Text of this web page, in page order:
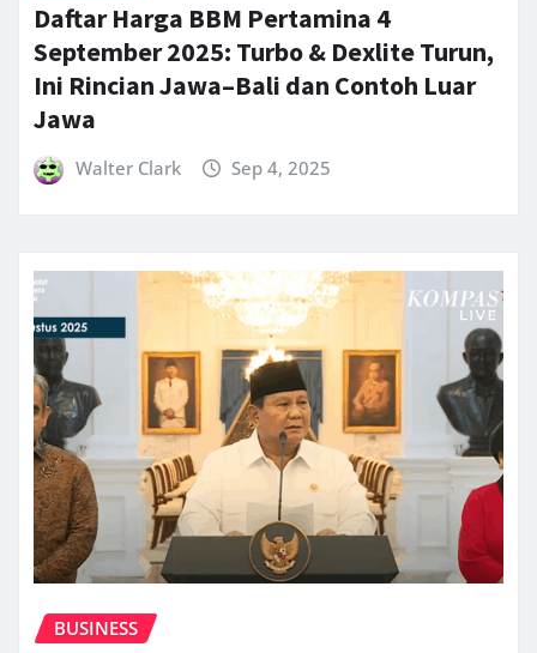
Daftar Harga BBM Pertamina 4
September 2025: Turbo & Dexlite Turun,
Ini Rincian Jawa–Bali dan Contoh Luar
Jawa
Walter Clark Sep 4, 2025
BUSINESS